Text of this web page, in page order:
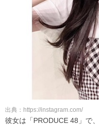
出典：https://instagram.com/
彼女は「PRODUCE 48」で、